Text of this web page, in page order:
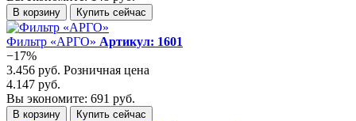
В корзину Купить сейчас
Фильтр «АРГО» Артикул: 1601
−17%
3.456 руб. Розничная цена
4.147 руб.
Вы экономите: 691 руб.
В корзину Купить сейчас